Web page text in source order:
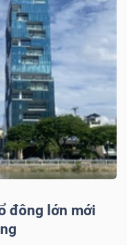
đông lớn mới
Chứng chỉ quỹ Chứng